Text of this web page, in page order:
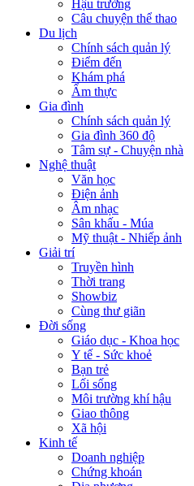
Hậu trường
Câu chuyện thể thao
Du lịch
Chính sách quản lý
Điểm đến
Khám phá
Ẩm thực
Gia đình
Chính sách quản lý
Gia đình 360 độ
Tâm sự - Chuyện nhà
Nghệ thuật
Văn học
Điện ảnh
Âm nhạc
Sân khấu - Múa
Mỹ thuật - Nhiếp ảnh
Giải trí
Truyền hình
Thời trang
Showbiz
Cùng thư giãn
Đời sống
Giáo dục - Khoa học
Y tế - Sức khoẻ
Bạn trẻ
Lối sống
Môi trường khí hậu
Giao thông
Xã hội
Kinh tế
Doanh nghiệp
Chứng khoán